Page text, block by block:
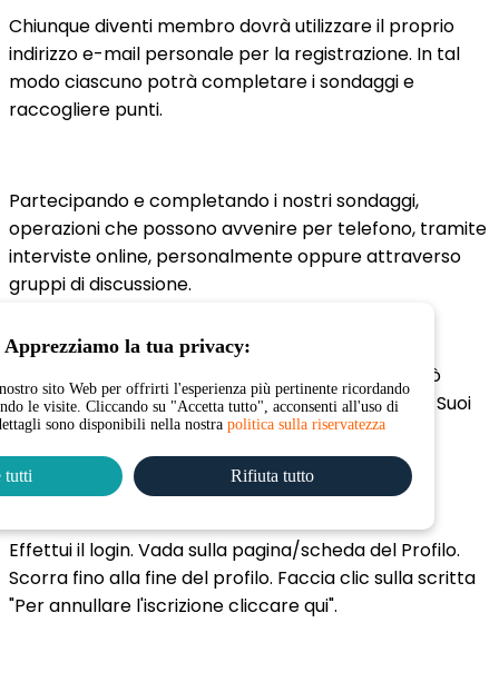
Chiunque diventi membro dovrà utilizzare il proprio
indirizzo e-mail personale per la registrazione. In tal
modo ciascuno potrà completare i sondaggi e
raccogliere punti.
Partecipando e completando i nostri sondaggi,
operazioni che possono avvenire per telefono, tramite
interviste online, personalmente oppure attraverso
gruppi di discussione.
Subito dopo avere completato un sondaggio, può
entrare nel Suo account Vetspanel e riscattare i Suoi
punti.
In che modo posso annullare la mia iscrizione a
Vetspanel?
Effettui il login. Vada sulla pagina/scheda del Profilo.
Scorra fino alla fine del profilo. Faccia clic sulla scritta
"Per annullare l'iscrizione cliccare qui".
Apprezziamo la tua privacy:
sito Web per offrirti l'esperienza più pertinente ricordando
le visite. Cliccando su "Accetta tutto", acconsenti all'uso di
sono disponibili nella nostra politica sulla riservatezza
tutti Rifiuta tutto